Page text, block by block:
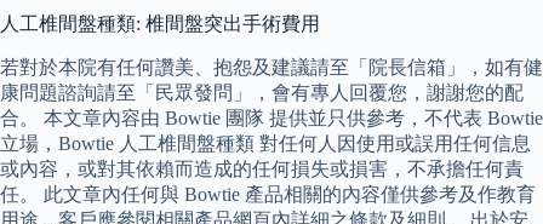
人工椎間盤種類: 椎間盤突出手術費用
若對於本院有任何讚美、抱怨及建議請至「院長信箱」，如有健
康問題諮詢請至「民眾發問」，會有專人回覆您，謝謝您的配
合。 本文章內容由 Bowtie 團隊 提供並只供參考，不代表 Bowtie
立場，Bowtie 人工椎間盤種類 對任何人因使用或誤用任何信息
或內容，或對其依賴而造成的任何損失或損害，不承擔任何責
任。 此文章內任何與 Bowtie 產品相關的內容僅供參考及作教育
用途，客戶應參閱相關產品網頁內詳細之條款及細則。 出於安